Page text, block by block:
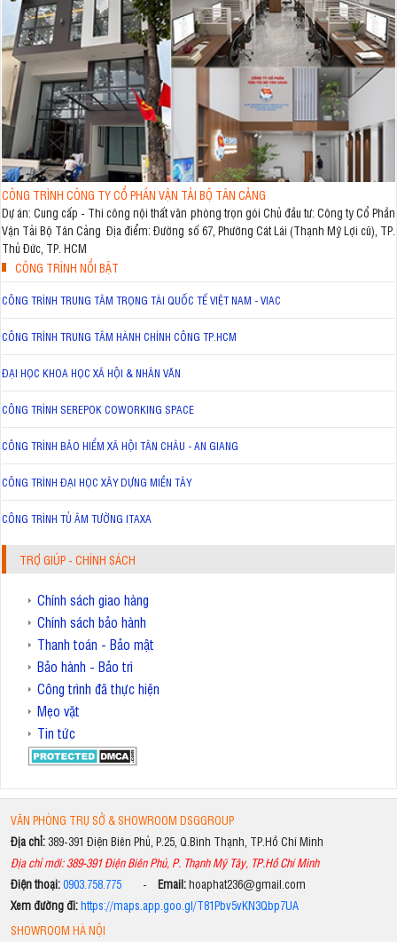
CÔNG TRÌNH CÔNG TY CỔ PHẦN VẬN TẢI BỘ TÂN CẢNG
Dự án: Cung cấp - Thi công nội thất văn phòng trọn gói Chủ đầu tư: Công ty Cổ Phần
Vận Tải Bộ Tân Cảng Địa điểm: Đường số 67, Phường Cát Lái (Thạnh Mỹ Lợi cũ), TP.
Thủ Đức, TP. HCM
CÔNG TRÌNH NỔI BẬT
CÔNG TRÌNH TRUNG TÂM TRỌNG TÀI QUỐC TẾ VIỆT NAM - VIAC
CÔNG TRÌNH TRUNG TÂM HÀNH CHÍNH CÔNG TP.HCM
ĐẠI HỌC KHOA HỌC XÃ HỘI & NHÂN VĂN
CÔNG TRÌNH SEREPOK COWORKING SPACE
CÔNG TRÌNH BẢO HIỂM XÃ HỘI TÂN CHÂU - AN GIANG
CÔNG TRÌNH ĐẠI HỌC XÂY DỰNG MIỀN TÂY
CÔNG TRÌNH TỦ ÂM TƯỜNG ITAXA
TRỢ GIÚP - CHÍNH SÁCH
Chính sách giao hàng
Chính sách bảo hành
Thanh toán - Bảo mật
Bảo hành - Bảo trì
Công trình đã thực hiện
Mẹo vặt
Tin tức
VĂN PHÒNG TRỤ SỞ & SHOWROOM DSGGROUP
Địa chỉ: 389-391 Điện Biên Phủ, P.25, Q.Bình Thạnh, TP.Hồ Chí Minh
Địa chỉ mới: 389-391 Điện Biên Phủ, P. Thạnh Mỹ Tây, TP.Hồ Chí Minh
Điện thoại:0903.758.775- Email:hoaphat236@gmail.com
Xem đường đi:https://maps.app.goo.gl/T81Pbv5vKN3Qbp7UA
SHOWROOM HÀ NỘI